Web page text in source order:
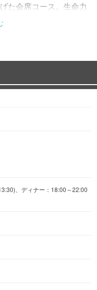
た会席コース。生命力
節ごとに厳選された食
う特別な日を印象的に
、ディナー：18:00～22:00